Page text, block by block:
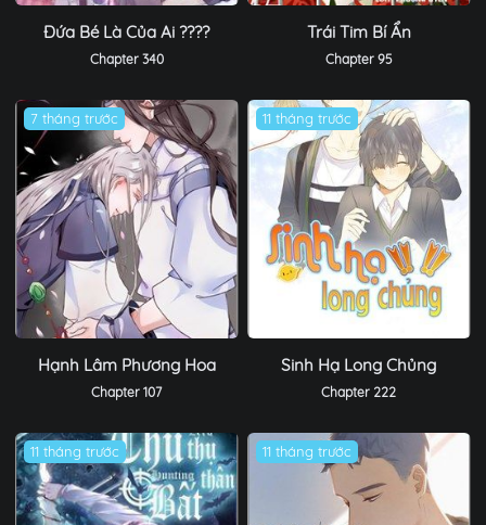
Đứa Bé Là Của Ai ????
Chapter 340
Trái Tim Bí Ẩn
Chapter 95
7 tháng trước
Hạnh Lâm Phương Hoa
Chapter 107
11 tháng trước
Sinh Hạ Long Chủng
Chapter 222
11 tháng trước 11 tháng trước